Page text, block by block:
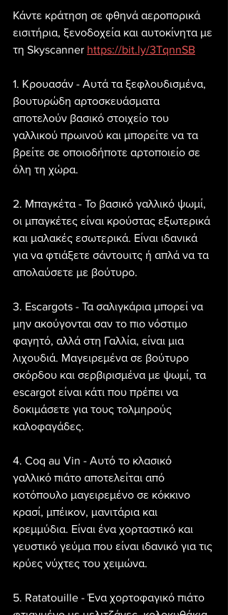
Κάντε κράτηση σε φθηνά αεροπορικά
εισιτήρια, ξενοδοχεία και αυτοκίνητα με
τη Skyscanner https://bit.ly/3TqnnSB
1. Κρουασάν - Αυτά τα ξεφλουδισμένα,
βουτυρώδη αρτοσκευάσματα
αποτελούν βασικό στοιχείο του
γαλλικού πρωινού και μπορείτε να τα
βρείτε σε οποιοδήποτε αρτοποιείο σε
όλη τη χώρα.
2. Μπαγκέτα - Το βασικό γαλλικό ψωμί,
οι μπαγκέτες είναι κρούστας εξωτερικά
και μαλακές εσωτερικά. Είναι ιδανικά
για να φτιάξετε σάντουιτς ή απλά να τα
απολαύσετε με βούτυρο.
3. Escargots - Τα σαλιγκάρια μπορεί να
μην ακούγονται σαν το πιο νόστιμο
φαγητό, αλλά στη Γαλλία, είναι μια
λιχουδιά. Μαγειρεμένα σε βούτυρο
σκόρδου και σερβιρισμένα με ψωμί, τα
escargot είναι κάτι που πρέπει να
δοκιμάσετε για τους τολμηρούς
καλοφαγάδες.
4. Coq au Vin - Αυτό το κλασικό
γαλλικό πιάτο αποτελείται από
κοτόπουλο μαγειρεμένο σε κόκκινο
κρασί, μπέικον, μανιτάρια και
κρεμμύδια. Είναι ένα χορταστικό και
γευστικό γεύμα που είναι ιδανικό για τις
κρύες νύχτες του χειμώνα.
5. Ratatouille - Ένα χορτοφαγικό πιάτο